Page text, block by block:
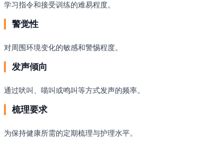
学习指令和接受训练的难易程度。
警觉性
对周围环境变化的敏感和警惕程度。
发声倾向
通过吠叫、喵叫或鸣叫等方式发声的频率。
梳理要求
为保持健康所需的定期梳理与护理水平。